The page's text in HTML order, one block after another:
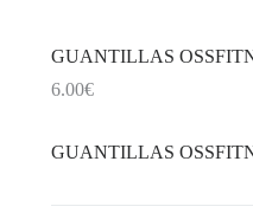
GUANTILLAS
6.00€
GUANTILLAS